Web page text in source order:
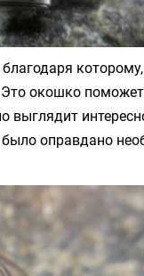
окошко
выглядит
оправдано